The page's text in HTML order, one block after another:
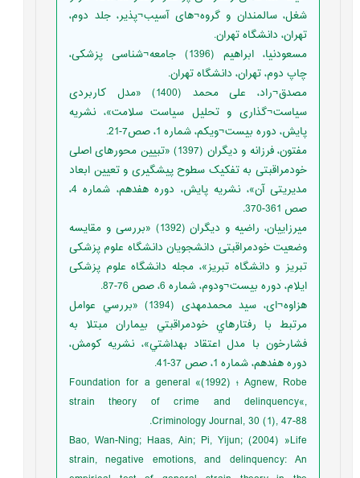
شغل، سالمندان و گروه¬های آسیب¬پذیر، جلد دوم،
تهران، دانشگاه تهران.
مسعودنیا، ابراهیم (1396) جامعه¬شناسی پزشکی،
چاپ دوم، تهران، دانشگاه تهران.
مصدق¬راد، علی محمد (1400) «مدل کاربردی
سیاست¬گذاری و تحلیل سیاست سلامت»، نشریه
پایش، دوره بیست¬ویکم، شماره 1، صص7-21.
مفتون، فرزانه و دیگران (1397) «تبیین محورهای اصلی
خودمراقبتی به تفکیک سطوح پیشگیری و تعیین ابعاد
مدیریتی آن»، نشریه پایش، دوره هفدهم، شماره 4،
صص 361-370.
میرزاییان، راضیه و دیگران (1392) «بررسی و مقایسه
وضعیت خودمراقبتی دانشجویان دانشگاه علوم پزشکی
تبریز و دانشگاه تبریز»، مجله دانشگاه علوم پزشکی
ایلام، دوره بیست¬ودوم، شماره 6، صص 76-87.
هزاوه¬ای، سید محمدمهدی (1394) «بررسي عوامل
مرتبط با رفتارهاي خودمراقبتي بيماران مبتلا به
فشارخون با مدل اعتقاد بهداشتي»، نشریه کومش،
دوره هفدهم، شماره 1، صص 37-41.
Agnew, Robe ؛ (1992)» Foundation for a general
strain theory of crime and delinquency«,
Criminology Journal, 30 (1), 47-88.
Bao, Wan-Ning; Haas, Ain; Pi, Yijun; (2004) »Life
strain, negative emotions, and delinquency: An